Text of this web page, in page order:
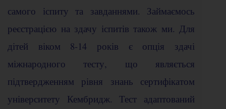
самого іспиту та завданнями. Займаємось
реєстрацією на здачу іспитів також ми. Для
дітей віком 8-14 років є опція здачі
міжнародного тесту, що являється
підтвердженням рівня знань сертифікатом
університету Кембридж. Тест адаптований